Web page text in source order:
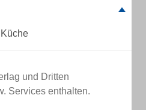
und Dritten
Services enthalten.